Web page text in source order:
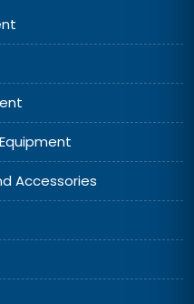
Accessories